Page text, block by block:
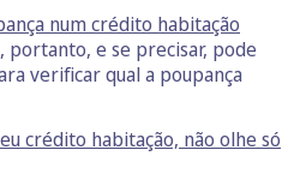
num crédito habitação
portanto, e se precisar, pode
verificar qual a poupança
crédito habitação, não olhe só